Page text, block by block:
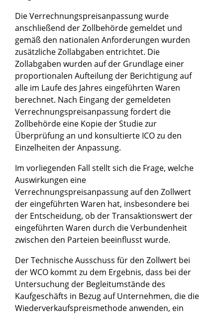
Die Verrechnungspreisanpassung wurde
anschließend der Zollbehörde gemeldet und
gemäß den nationalen Anforderungen wurden
zusätzliche Zollabgaben entrichtet. Die
Zollabgaben wurden auf der Grundlage einer
proportionalen Aufteilung der Berichtigung auf
alle im Laufe des Jahres eingeführten Waren
berechnet. Nach Eingang der gemeldeten
Verrechnungspreisanpassung fordert die
Zollbehörde eine Kopie der Studie zur
Überprüfung an und konsultierte ICO zu den
Einzelheiten der Anpassung.
Im vorliegenden Fall stellt sich die Frage, welche
Auswirkungen eine
Verrechnungspreisanpassung auf den Zollwert
der eingeführten Waren hat, insbesondere bei
der Entscheidung, ob der Transaktionswert der
eingeführten Waren durch die Verbundenheit
zwischen den Parteien beeinflusst wurde.
Der Technische Ausschuss für den Zollwert bei
der WCO kommt zu dem Ergebnis, dass bei der
Untersuchung der Begleitumstände des
Kaufgeschäfts in Bezug auf Unternehmen, die die
Wiederverkaufspreismethode anwenden, ein